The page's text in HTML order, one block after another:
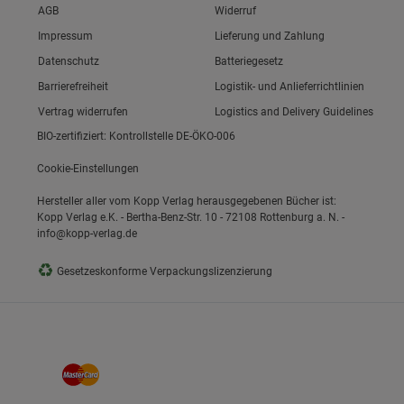
Link zum/zur
AGB
Link zum/zur
Impressum
Link zum/zur
Datenschutz
Link zum/zur
Barrierefreiheit
Vertrag widerrufen
Widerruf
Lieferung und Zahlung
Batteriegesetz
Logistik- und Anlieferrichtlinien
Logistics and Delivery Guidelines
BIO-zertifiziert: Kontrollstelle DE-ÖKO-006
Cookie-Einstellungen
Hersteller aller vom Kopp Verlag herausgegebenen Bücher ist:
Kopp Verlag e.K. - Bertha-Benz-Str. 10 - 72108 Rottenburg a. N. -
info@kopp-verlag.de
♻ Gesetzeskonforme Verpackungslizenzierung
Gruppe